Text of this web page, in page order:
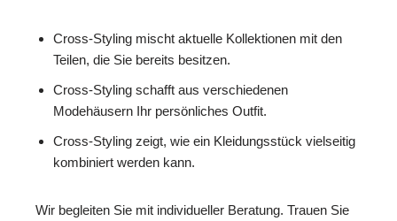
Cross-Styling mischt aktuelle Kollektionen mit den
Teilen, die Sie bereits besitzen.
Cross-Styling schafft aus verschiedenen
Modehäusern Ihr persönliches Outfit.
Cross-Styling zeigt, wie ein Kleidungsstück vielseitig
kombiniert werden kann.
Wir begleiten Sie mit individueller Beratung. Trauen Sie